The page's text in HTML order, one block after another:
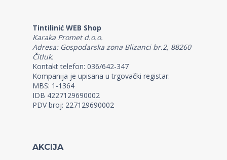
Tintilinić WEB Shop
Karaka Promet d.o.o.
Adresa: Gospodarska zona Blizanci br.2, 88260
Čitluk.
Kontakt telefon: 036/642-347
Kompanija je upisana u trgovački registar:
MBS: 1-1364
IDB 4227129690002
PDV broj: 227129690002
AKCIJA